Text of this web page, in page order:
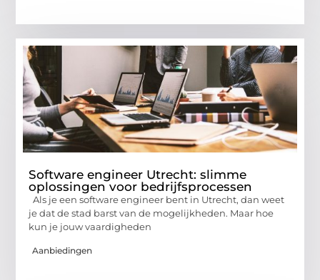
Software engineer Utrecht: slimme
oplossingen voor bedrijfsprocessen
Als je een software engineer bent in Utrecht, dan weet
je dat de stad barst van de mogelijkheden. Maar hoe
kun je jouw vaardigheden
Aanbiedingen